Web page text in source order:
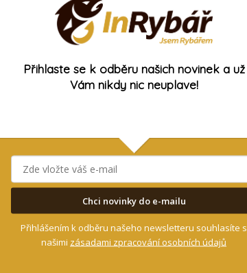
Přihlaste se k odběru našich novinek a už
Vám nikdy nic neuplave!
Chci novinky do e-mailu
Přihlášením k odběru našeho newsletteru souhlasíte s
našimi zásadami zpracování osobních údajů